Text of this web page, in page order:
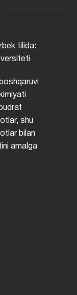
tilida:
shu
bilan
amalga